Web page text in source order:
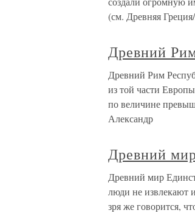
(см. Древняя
Древний
Древний Рим
из той части
по величине
Александр
Древний мир
Древний мир
люди не извлекают
зря же говорится,